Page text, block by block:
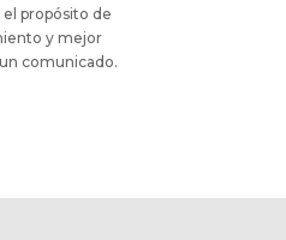
el propósito de
y mejor
comunicado.